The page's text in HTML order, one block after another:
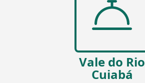
Vale do Rio
Cuiabá